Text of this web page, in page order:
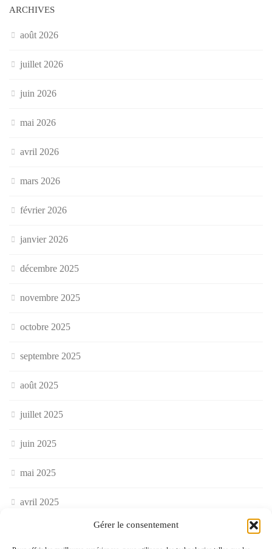
Gérer le consentement
ARCHIVES
août 2026
juillet 2026
juin 2026
mai 2026
avril 2026
mars 2026
février 2026
janvier 2026
décembre 2025
novembre 2025
octobre 2025
septembre 2025
août 2025
juillet 2025
juin 2025
mai 2025
avril 2025